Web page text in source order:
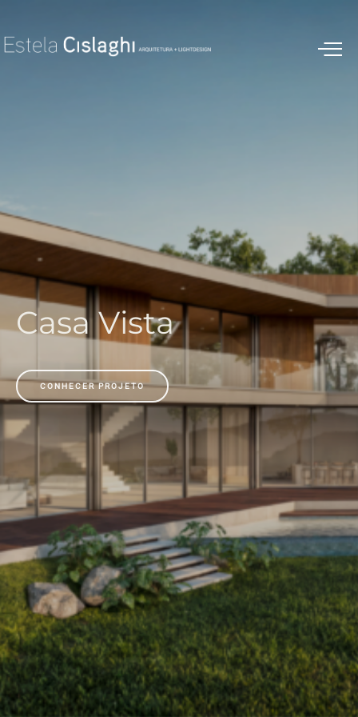
Casa Vista
CONHECER PROJETO